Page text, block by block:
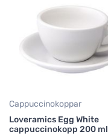
Cappuccinokoppar
Loveramics Egg White
cappuccinokopp 200 ml